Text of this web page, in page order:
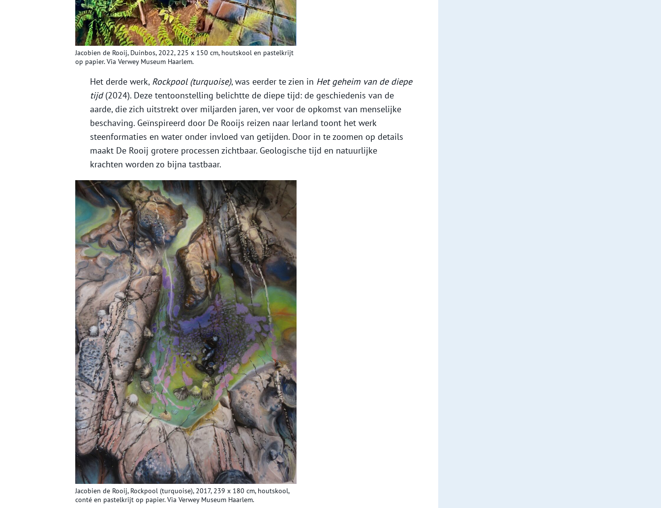
Jacobien de Rooij, Duinbos, 2022, 225 x 150 cm, houtskool en pastelkrijt
op papier. Via Verwey Museum Haarlem.
Het derde werk, Rockpool (turquoise), was eerder te zien in Het geheim van de diepe
tijd(2024). Deze tentoonstelling belichtte de diepe tijd: de geschiedenis van de
aarde, die zich uitstrekt over miljarden jaren, ver voor de opkomst van menselijke
beschaving. Geïnspireerd door De Rooijs reizen naar Ierland toont het werk
steenformaties en water onder invloed van getijden. Door in te zoomen op details
maakt De Rooij grotere processen zichtbaar. Geologische tijd en natuurlijke
krachten worden zo bijna tastbaar.
Jacobien de Rooij, Rockpool (turquoise), 2017, 239 x 180 cm, houtskool,
conté en pastelkrijt op papier. Via Verwey Museum Haarlem.